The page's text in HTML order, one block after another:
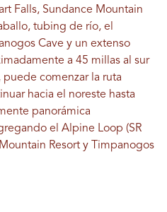
Falls, Sundance Mountain
tubing de río, el
Cave y un extenso
a 45 millas al sur
comenzar la ruta
hacia el noreste hasta
panorámica
el Alpine Loop (SR
Resort y Timpanogos